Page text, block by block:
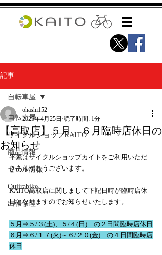
記事
自転車屋
サイクルショップKAITO
商品情報
セール情報
Qujirabike
出張修理
自転車屋
【高取店】５月、６月臨時店休日の
お知らせ
ohashi152
2025年4月25日 読了時間: 1分
平素はサイクルショップカイトをご利用いただ
きありがとうございます。
KAITO高取店に関しまして下記日時が臨時店休
日となりますのでお知らせいたします。
５月⇒５/３(土)、５/４(日)　の２日間臨時店休日
６月⇒６/１７(火)～６/２０(金)　の４日間臨時店
休日